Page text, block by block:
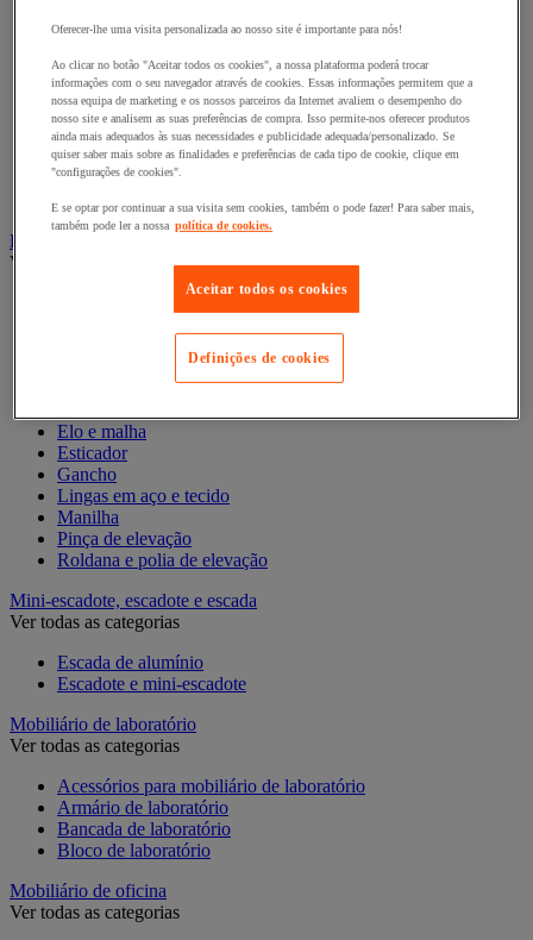
Estante para coroas e rolos
Estantes de cargas médias
Estantes de cargas pesadas
Estantes de paletes
Estantes para a indústria automóvel
Estantes para cargas compridas
Estantes para lojas e sistemas de grande distribuição
Mezaninos de armazém
Linga e acessório de elevação
Ver todas as categorias
Correia e barra de estiva
Corrente em aço
Elo e malha
Esticador
Gancho
Lingas em aço e tecido
Manilha
Pinça de elevação
Roldana e polia de elevação
Mini-escadote, escadote e escada
Ver todas as categorias
Escada de alumínio
Escadote e mini-escadote
Mobiliário de laboratório
Ver todas as categorias
Acessórios para mobiliário de laboratório
Armário de laboratório
Bancada de laboratório
Bloco de laboratório
Mobiliário de oficina
Ver todas as categorias
Oferecer-lhe uma visita personalizada ao nosso site é importante para nós!
Ao clicar no botão "Aceitar todos os cookies", a nossa plataforma poderá trocar
informações com o seu navegador através de cookies. Essas informações permitem que a
nossa equipa de marketing e os nossos parceiros da Internet avaliem o desempenho do
nosso site e analisem as suas preferências de compra. Isso permite-nos oferecer produtos
ainda mais adequados às suas necessidades e publicidade adequada/personalizado. Se
quiser saber mais sobre as finalidades e preferências de cada tipo de cookie, clique em
"configurações de cookies".
E se optar por continuar a sua visita sem cookies, também o pode fazer! Para saber mais,
também pode ler a nossa política de cookies.
Aceitar todos os cookies
Definições de cookies